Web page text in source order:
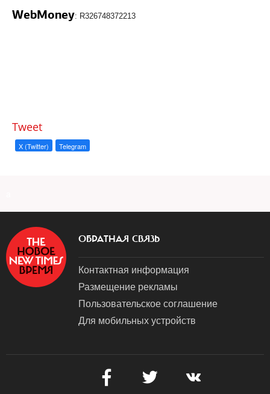
WebMoney: R326748372213
Tweet
X (Twitter) Telegram
ОБРАТНАЯ СВЯЗЬ
Контактная информация
Размещение рекламы
Пользовательское соглашение
Для мобильных устройств